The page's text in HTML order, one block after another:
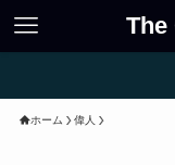
The
ホーム 偉人